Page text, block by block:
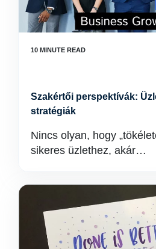
Szakértői perspektívák:
stratégiák
Nincs olyan, hogy
sikeres üzlethez, akár…